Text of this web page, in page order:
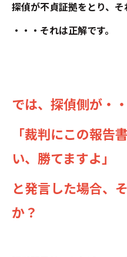
探偵が不貞証拠をとり、
・・・それは正解です。
では、探偵側が・
「裁判にこの報告
い、勝てますよ」
と発言した場合、
か？